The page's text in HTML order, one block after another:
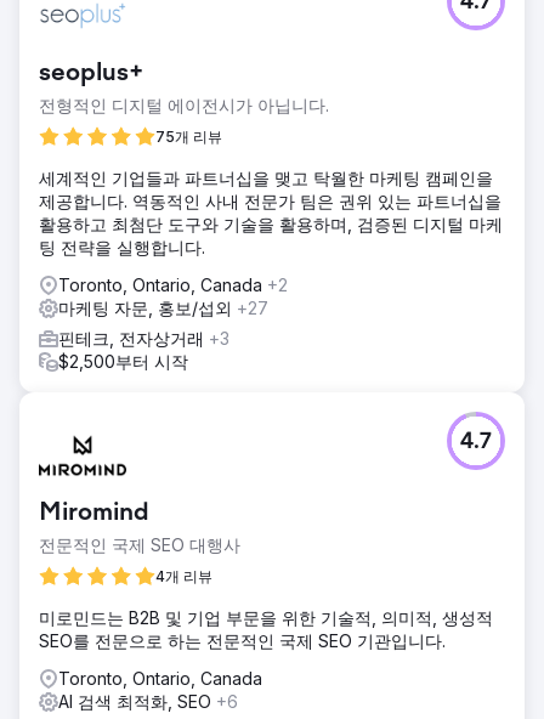
seoplus+
전형적인 디지털 에이전시가 아닙니다.
75개 리뷰
세계적인 기업들과 파트너십을 맺고 탁월한 마케팅 캠페인을
제공합니다. 역동적인 사내 전문가 팀은 권위 있는 파트너십을
활용하고 최첨단 도구와 기술을 활용하며, 검증된 디지털 마케
팅 전략을 실행합니다.
Toronto, Ontario, Canada +2
마케팅 자문, 홍보/섭외 +27
핀테크, 전자상거래 +3
$2,500부터 시작
Miromind
전문적인 국제 SEO 대행사
4개 리뷰
4.7
미로민드는 B2B 및 기업 부문을 위한 기술적, 의미적, 생성적
SEO를 전문으로 하는 전문적인 국제 SEO 기관입니다.
Toronto, Ontario, Canada
AI 검색 최적화, SEO +6